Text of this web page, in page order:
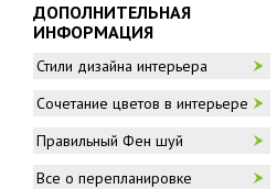
ДОПОЛНИТЕЛЬНАЯ
ИНФОРМАЦИЯ
Стили дизайна интерьера
Сочетание цветов в интерьере
Правильный Фен шуй
Все о перепланировке